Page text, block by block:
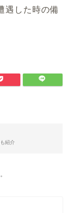
遇した時の備
紹介